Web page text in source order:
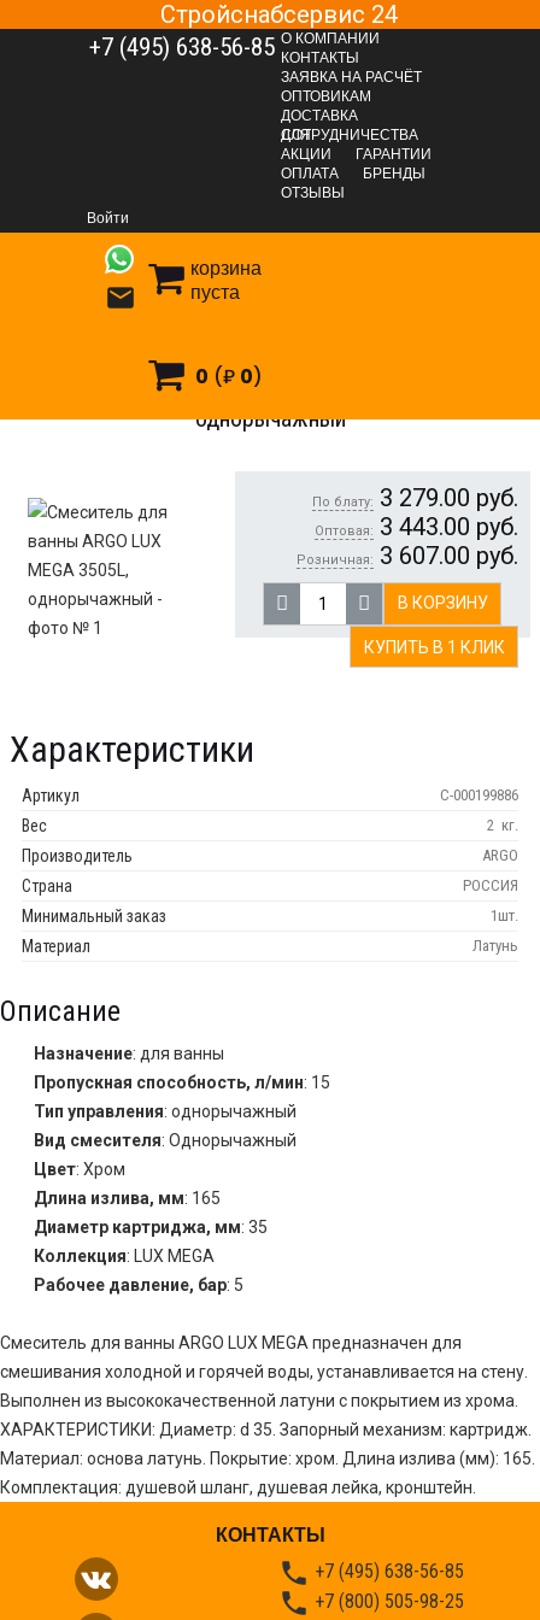
Стройснабсервис 24
+7 (495) 638-56-85 О КОМПАНИИ
КОНТАКТЫ
ЗАЯВКА НА РАСЧЁТ
ОПТОВИКАМ
ДОСТАВКА
ДЛЯ СОТРУДНИЧЕСТВА
АКЦИИ
ГАРАНТИИ
ОПЛАТА
БРЕНДЫ
ОТЗЫВЫ
Войти

корзина
пуста
0 (₽ 0)
Сантехника
Смесители и комплектующие
Смеситель для ванны ARGO LUX MEGA 3505L, однорычажный
Смеситель для ванны ARGO LUX MEGA 3505L,
однорычажный
Характеристики
Артикул С-000199886
Вес кг.
2
Производитель ARGO
Страна РОССИЯ
Минимальный заказ 1шт.
Материал Латунь
По блату: 3 279.00 руб.
Оптовая: 3 443.00 руб.
Розничная: 3 607.00 руб.
В КОРЗИНУ
КУПИТЬ В 1 КЛИК
Описание
Назначение: для ванны
Пропускная способность, л/мин: 15
Тип управления: однорычажный
Вид смесителя: Однорычажный
Цвет: Хром
Длина излива, мм: 165
Диаметр картриджа, мм: 35
Коллекция: LUX MEGA
Рабочее давление, бар: 5
Смеситель для ванны ARGO LUX MEGA предназначен для
смешивания холодной и горячей воды, устанавливается на стену.
Выполнен из высококачественной латуни с покрытием из хрома.
ХАРАКТЕРИСТИКИ: Диаметр: d 35. Запорный механизм: картридж.
Материал: основа латунь. Покрытие: хром. Длина излива (мм): 165.
Комплектация: душевой шланг, душевая лейка, кронштейн.
КОНТАКТЫ
 +7 (495) 638-56-85
 +7 (800) 505-98-25